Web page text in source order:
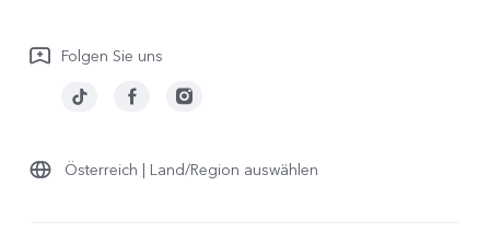
Folgen Sie uns
Österreich | Land/Region auswählen